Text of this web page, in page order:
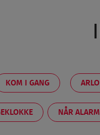
KOM I GANG
NÅR